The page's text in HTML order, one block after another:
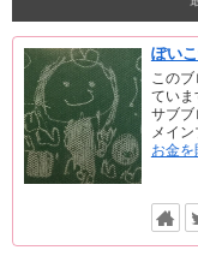
ぽい
この
ていま
サブブ
メイ
お金